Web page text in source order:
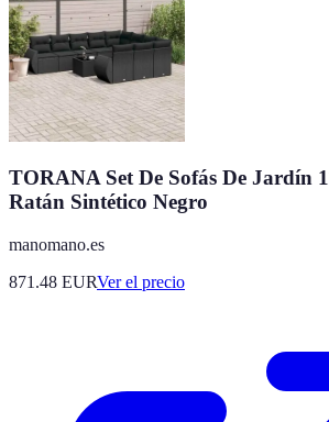
TORANA Set De Sofás De Jardín
Ratán Sintético Negro
manomano.es
871.48 EURVer el precio